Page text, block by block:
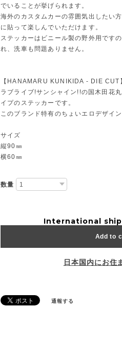
でいることが挙げられます。
海外のカスタムカーの雰囲気出したい
に貼って楽しんでいただけます。
ステッカーはビニール製の野外用です
れ、洗車も問題ありません。
【HANAMARU KUNIKIDA - DIE CUT
ラブライブ!サンシャイン!!の国木田花
イプのステッカーです。
このブランド特有のちょいエロデザイ
サイズ
縦90㎜
横60㎜
数量
International
Add to
日本国内にお住
通報する